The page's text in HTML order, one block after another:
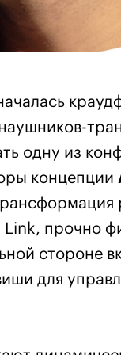
одну из
концепции
Link, прочно
стороне
для